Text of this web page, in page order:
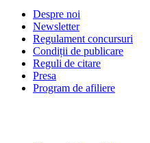
Despre noi
Newsletter
Regulament concursuri
Condiții de publicare
Reguli de citare
Presa
Program de afiliere